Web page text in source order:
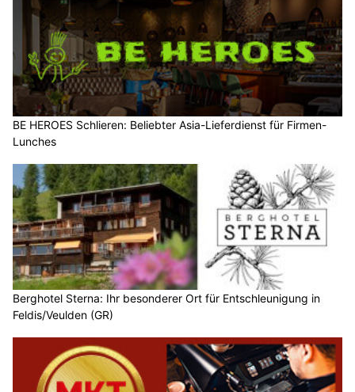
BE HEROES Schlieren: Beliebter Asia-Lieferdienst für Firmen-
Lunches
Berghotel Sterna: Ihr besonderer Ort für Entschleunigung in
Feldis/Veulden (GR)